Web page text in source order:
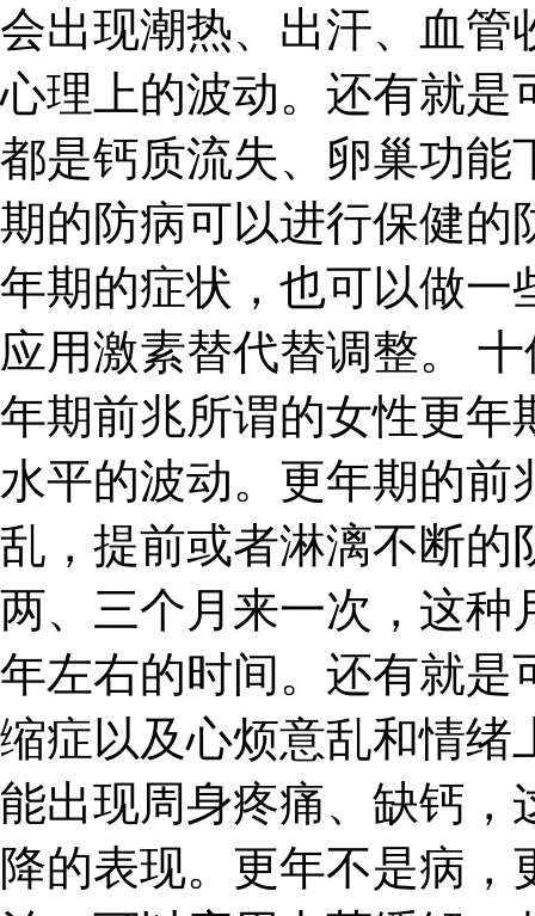
会出现潮热、出汗、血管
心理上的波动。还有就是
都是钙质流失、卵巢功能
期的防病可以进行保健的
年期的症状，也可以做一
应用激素替代替调整。
年期前兆所谓的女性更年
水平的波动。更年期的
乱，提前或者淋漓不断的
两、三个月来一次，这种
年左右的时间。还有就是
缩症以及心烦意乱和情绪
能出现周身疼痛、缺钙，
降的表现。更年不是病